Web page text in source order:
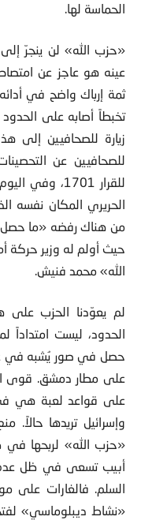
الحماسة لها.
«حزب الله» لن ينجرّ
عينه هو عاجز عن امتصاص
ثمة إرباك واضح في
تخبطاً أصابه على الحدود
زيارة للصحافيين إلى
للصحافيين عن
للقرار 1701،
الحريري المكان نفسه
من هناك رفضه «ما حصل
حيث أولم له وزير حركة
الله» محمد فنيش.
لم يعوّدنا الحزب على
الحدود، ليست امتداداً
حصل في صور يُشبه في
على مطار دمشق. قوى
على قواعد لعبة هي في
وإسرائيل تريدها
«حزب الله» لربحها
أبيب تسعى في ظل عدم
السلم. فالغارات
«نشاط ديبلوماسي»